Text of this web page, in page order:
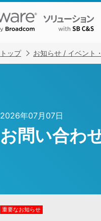
トップ お知らせ / イベント
2026年07月07日
お問い合わ
重要なお知らせ